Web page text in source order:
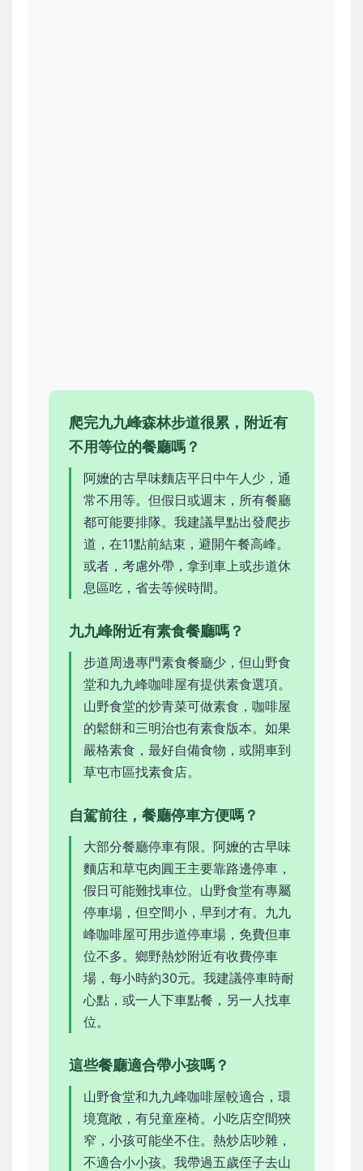
爬完九九峰森林步道很累，附近有
不用等位的餐廳嗎？
阿嬤的古早味麵店平日中午人少，通
常不用等。但假日或週末，所有餐廳
都可能要排隊。我建議早點出發爬步
道，在11點前結束，避開午餐高峰。
或者，考慮外帶，拿到車上或步道休
息區吃，省去等候時間。
九九峰附近有素食餐廳嗎？
步道周邊專門素食餐廳少，但山野食
堂和九九峰咖啡屋有提供素食選項。
山野食堂的炒青菜可做素食，咖啡屋
的鬆餅和三明治也有素食版本。如果
嚴格素食，最好自備食物，或開車到
草屯市區找素食店。
自駕前往，餐廳停車方便嗎？
大部分餐廳停車有限。阿嬤的古早味
麵店和草屯肉圓王主要靠路邊停車，
假日可能難找車位。山野食堂有專屬
停車場，但空間小，早到才有。九九
峰咖啡屋可用步道停車場，免費但車
位不多。鄉野熱炒附近有收費停車
場，每小時約30元。我建議停車時耐
心點，或一人下車點餐，另一人找車
位。
這些餐廳適合帶小孩嗎？
山野食堂和九九峰咖啡屋較適合，環
境寬敞，有兒童座椅。小吃店空間狹
窄，小孩可能坐不住。熱炒店吵雜，
不適合小小孩。我帶過五歲侄子去山